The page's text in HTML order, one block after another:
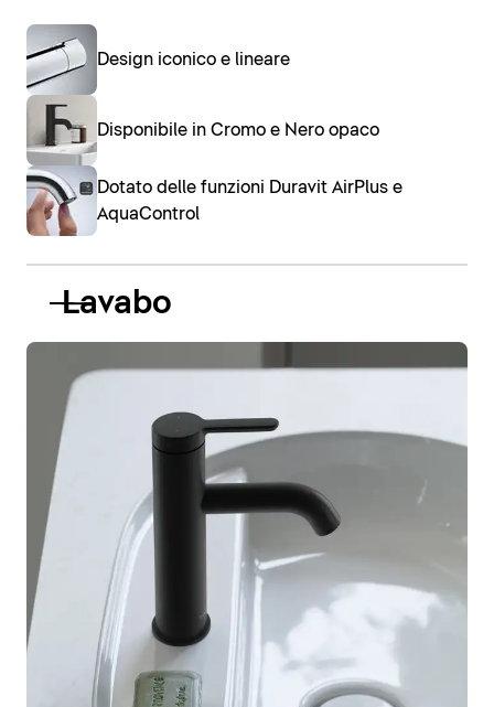
Design iconico e lineare
Disponibile in Cromo e Nero opaco
Dotato delle funzioni Duravit AirPlus e
AquaControl
Lavabo